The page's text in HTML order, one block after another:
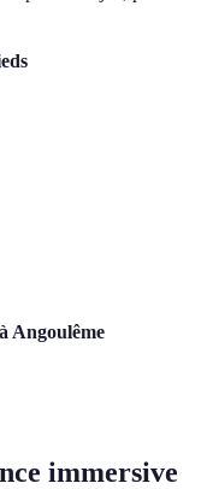
Angoulême
immersive